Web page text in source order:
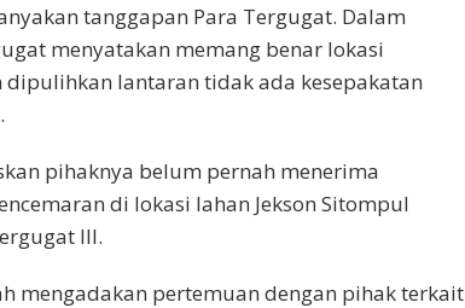
tanggapan Para Tergugat. Dalam
menyatakan memang benar lokasi
lantaran tidak ada kesepakatan
pihaknya belum pernah menerima
di lokasi lahan Jekson Sitompul
III.
mengadakan pertemuan dengan pihak terkait